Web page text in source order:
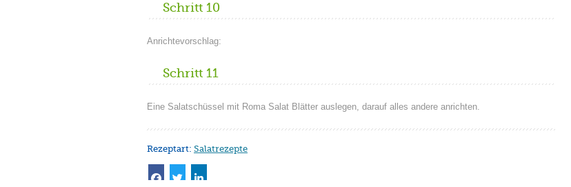
Schritt 10
Anrichtevorschlag:
Schritt 11
Eine Salatschüssel mit Roma Salat Blätter auslegen, darauf alles andere anrichten.
Rezeptart: Salatrezepte